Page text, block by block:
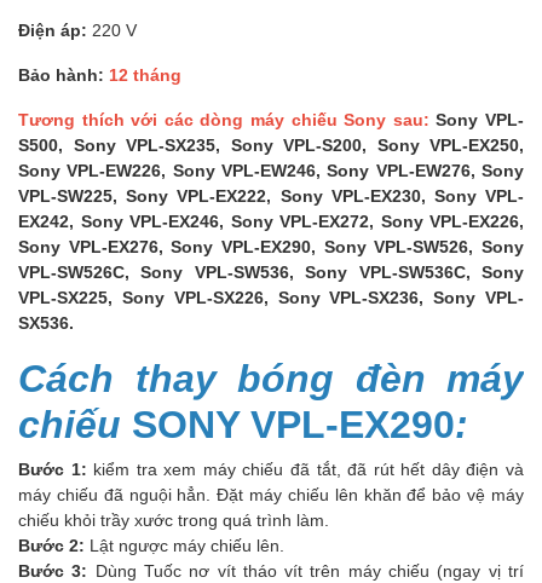
Điện áp: 220 V
Bảo hành: 12 tháng
Tương thích với các dòng máy chiếu Sony sau: Sony VPL-
S500, Sony VPL-SX235, Sony VPL-S200, Sony VPL-EX250,
Sony VPL-EW226, Sony VPL-EW246, Sony VPL-EW276, Sony
VPL-SW225, Sony VPL-EX222, Sony VPL-EX230, Sony VPL-
EX242, Sony VPL-EX246, Sony VPL-EX272, Sony VPL-EX226,
Sony VPL-EX276, Sony VPL-EX290, Sony VPL-SW526, Sony
VPL-SW526C, Sony VPL-SW536, Sony VPL-SW536C, Sony
VPL-SX225, Sony VPL-SX226, Sony VPL-SX236, Sony VPL-
SX536.
Cách thay bóng đèn máy
chiếu SONY VPL-EX290:
Bước 1: kiểm tra xem máy chiếu đã tắt, đã rút hết dây điện và
máy chiếu đã nguội hẳn. Đặt máy chiếu lên khăn để bảo vệ máy
chiếu khỏi trầy xước trong quá trình làm.
Bước 2: Lật ngược máy chiếu lên.
Bước 3: Dùng Tuốc nơ vít tháo vít trên máy chiếu (ngay vị trí